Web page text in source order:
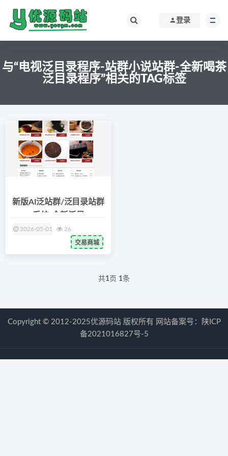
登录
与“电视泛目录程序-站群小说站群-全新喝茶
泛目录程序”相关的TAG标签
新版AI泛站群/泛目录站群
2026-05-01 26
交易商城
共1 页 1条
Copyright © 2012-2025优源码站 版权所有 网站备案号：
陕ICP
备2021016827号-5